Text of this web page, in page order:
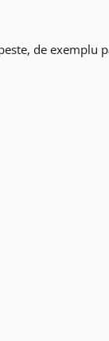
de exemplu